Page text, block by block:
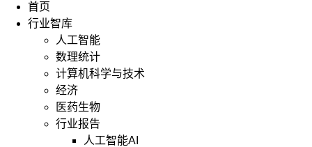
首页
行业智库
人工智能
数理统计
计算机科学与技术
经济
医药生物
行业报告
人工智能AI